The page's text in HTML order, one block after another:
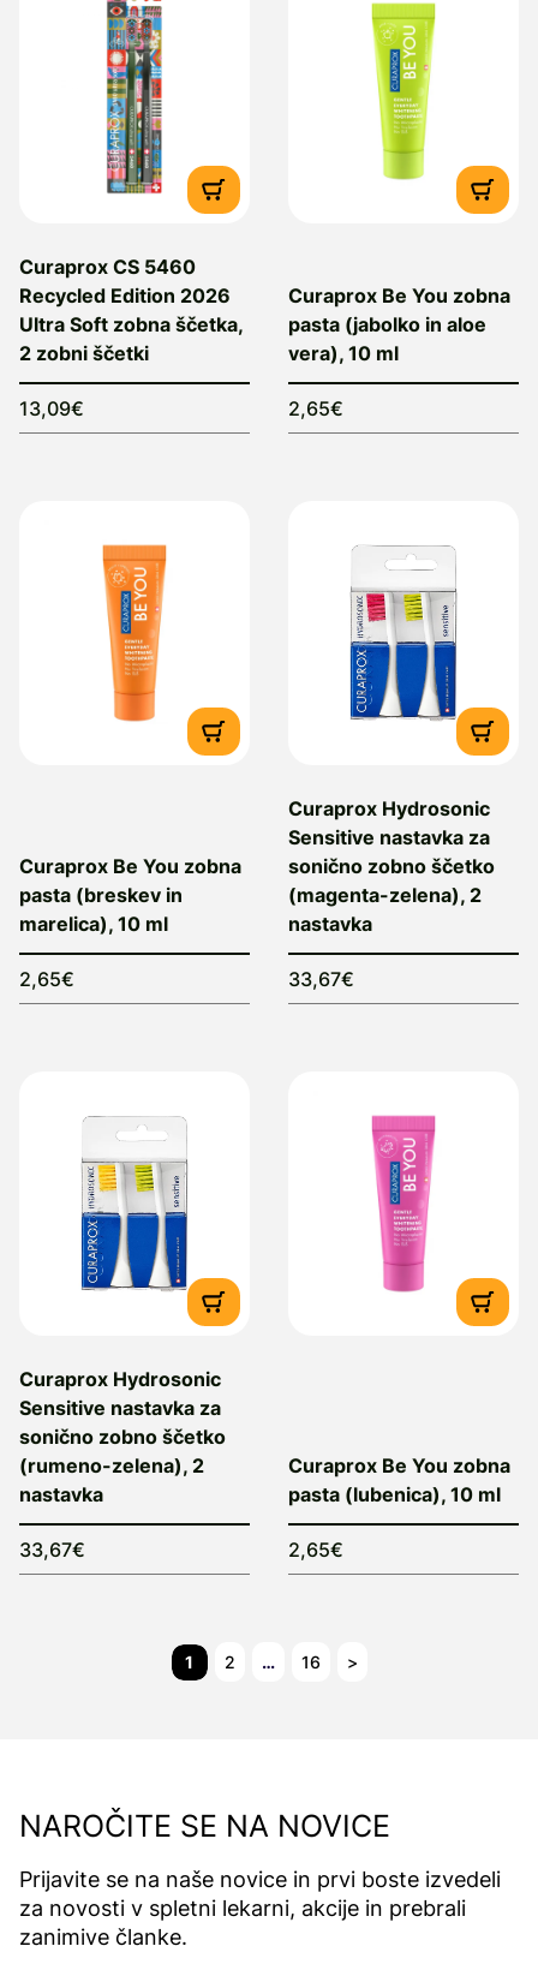
Curaprox CS 5460
Recycled Edition 2026
Ultra Soft zobna ščetka,
2 zobni ščetki
13,09€
Curaprox Be You zobna
pasta (jabolko in aloe
vera), 10 ml
2,65€
Curaprox Be You zobna
pasta (breskev in
marelica), 10 ml
2,65€
Curaprox Hydrosonic
Sensitive nastavka za
sonično zobno ščetko
(magenta-zelena), 2
nastavka
33,67€
Curaprox Hydrosonic
Sensitive nastavka za
sonično zobno ščetko
(rumeno-zelena), 2
nastavka
33,67€
Curaprox Be You zobna
pasta (lubenica), 10 ml
2,65€
1 2 … 16 >
NAROČITE SE NA NOVICE
Prijavite se na naše novice in prvi boste izvedeli
za novosti v spletni lekarni, akcije in prebrali
zanimive članke.